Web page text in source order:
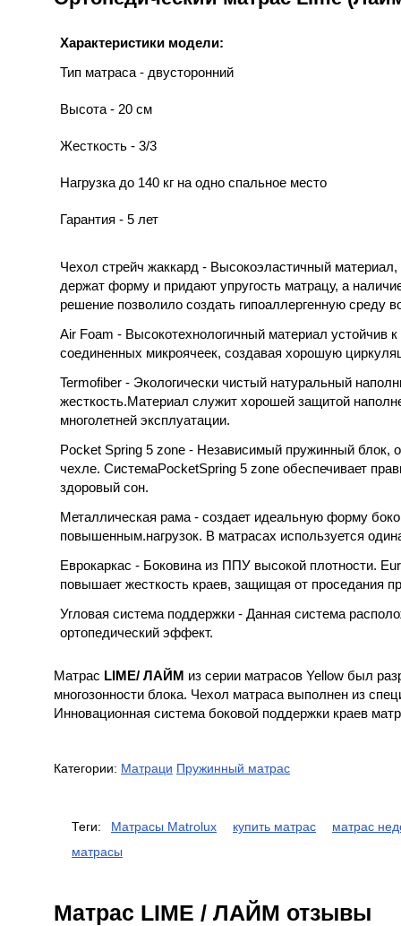
Характеристики модели:
Тип матраса - двусторонний
Высота - 20 см
Жесткость - 3/3
Нагрузка до 140 кг на одно спальное место
Гарантия - 5 лет
Чехол стрейч жаккард - Высокоэластичный материал,
держат форму и придают упругость матрацу, а
решение позволило создать гипоаллергенную среду
Air Foam - Высокотехнологичный материал устойчив
соединенных микроячеек, создавая хорошую
Termofiber - Экологически чистый натуральный
жесткость.Материал служит хорошей защитой
многолетней эксплуатации.
Pocket Spring 5 zone - Независимый пружинный блок,
чехле. СистемаPocketSpring 5 zone обеспечивает
здоровый сон.
Металлическая рама - создает идеальную форму
повышенным.нагрузок. В матрасах используется
Еврокаркас - Боковина из ППУ высокой плотности.
повышает жесткость краев, защищая от проседания
Угловая система поддержки - Данная система
ортопедический эффект.
Матрас LIME/ ЛАЙМ из серии матрасов Yellow был
многозонности блока. Чехол матраса выполнен из
Инновационная система боковой поддержки краев
Категории: Матраци Пружинный матрас
Теги: Матрасы Matrolux купить матрас матрас
матрасы
Матрас LIME / ЛАЙМ отзывы